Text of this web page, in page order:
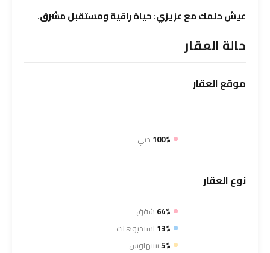
عيش حلمك مع عزيزي: حياة راقية ومستقبل مشرق.
حالة العقار
موقعالعقار
100% دبي
نوعالعقار
64% شقق
13% استديوهات
5%بينتهاوس